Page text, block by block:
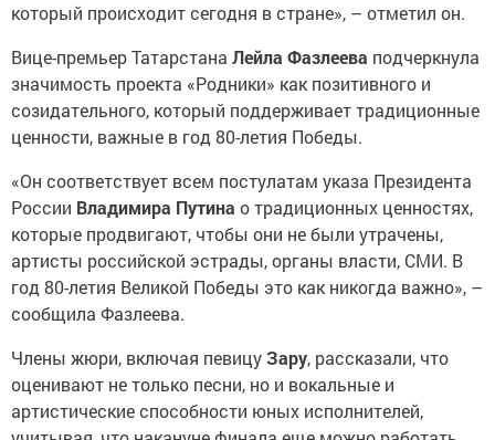
который происходит сегодня в стране», – отметил он.
Вице-премьер Татарстана Лейла Фазлеева подчеркнула
значимость проекта «Родники» как позитивного и
созидательного, который поддерживает традиционные
ценности, важные в год 80-летия Победы.
«Он соответствует всем постулатам указа Президента
России Владимира Путина о традиционных ценностях,
которые продвигают, чтобы они не были утрачены,
артисты российской эстрады, органы власти, СМИ. В
год 80-летия Великой Победы это как никогда важно», –
сообщила Фазлеева.
Члены жюри, включая певицуЗару, рассказали, что
оценивают не только песни, но и вокальные и
артистические способности юных исполнителей,